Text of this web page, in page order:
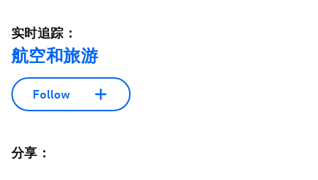
实时追踪：
航空和旅游
Follow
分享：